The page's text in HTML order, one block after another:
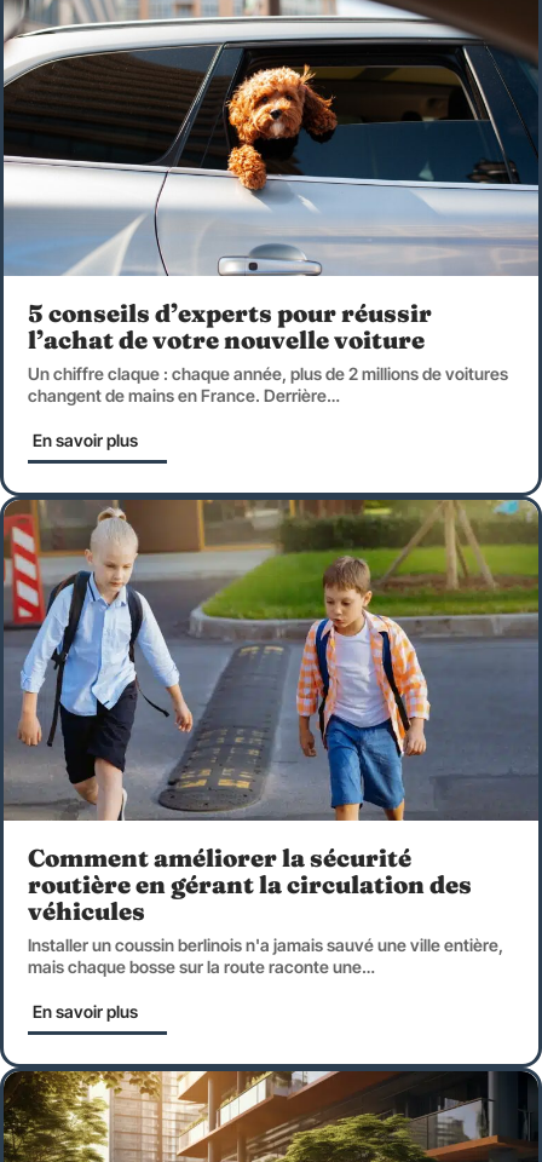
5 conseils d’experts pour réussir
l’achat de votre nouvelle voiture
Un chiffre claque : chaque année, plus de 2 millions de voitures
changent de mains en France. Derrière…
En savoir plus
Comment améliorer la sécurité
routière en gérant la circulation des
véhicules
Installer un coussin berlinois n'a jamais sauvé une ville entière,
mais chaque bosse sur la route raconte une…
En savoir plus